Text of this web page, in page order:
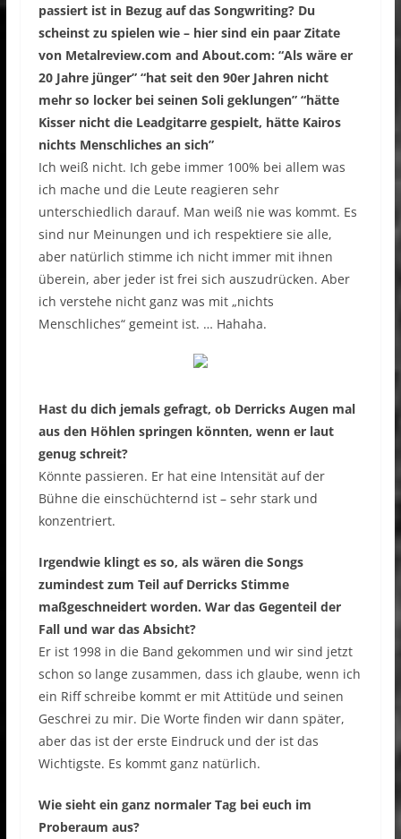
passiert ist in Bezug auf das Songwriting? Du
scheinst zu spielen wie – hier sind ein paar Zitate
von Metalreview.com and About.com: “Als wäre er
20 Jahre jünger” “hat seit den 90er Jahren nicht
mehr so locker bei seinen Soli geklungen” “hätte
Kisser nicht die Leadgitarre gespielt, hätte Kairos
nichts Menschliches an sich”
Ich weiß nicht. Ich gebe immer 100% bei allem was
ich mache und die Leute reagieren sehr
unterschiedlich darauf. Man weiß nie was kommt. Es
sind nur Meinungen und ich respektiere sie alle,
aber natürlich stimme ich nicht immer mit ihnen
überein, aber jeder ist frei sich auszudrücken. Aber
ich verstehe nicht ganz was mit „nichts
Menschliches“ gemeint ist. … Hahaha.
Hast du dich jemals gefragt, ob Derricks Augen mal
aus den Höhlen springen könnten, wenn er laut
genug schreit?
Könnte passieren. Er hat eine Intensität auf der
Bühne die einschüchternd ist – sehr stark und
konzentriert.
Irgendwie klingt es so, als wären die Songs
zumindest zum Teil auf Derricks Stimme
maßgeschneidert worden. War das Gegenteil der
Fall und war das Absicht?
Er ist 1998 in die Band gekommen und wir sind jetzt
schon so lange zusammen, dass ich glaube, wenn ich
ein Riff schreibe kommt er mit Attitüde und seinen
Geschrei zu mir. Die Worte finden wir dann später,
aber das ist der erste Eindruck und der ist das
Wichtigste. Es kommt ganz natürlich.
Wie sieht ein ganz normaler Tag bei euch im
Proberaum aus?